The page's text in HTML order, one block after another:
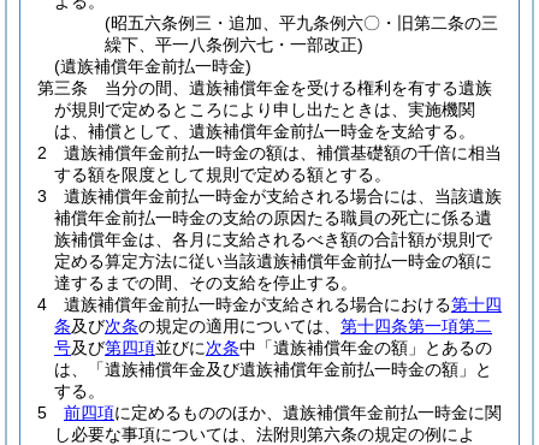
(昭五六条例三・追加、平九条例六〇・旧第二条の三
繰下、平一八条例六七・一部改正)
(遺族補償年金前払一時金)
第三条
当分の間、遺族補償年金を受ける権利を有する遺族
が規則で定めるところにより申し出たときは、実施機関
は、補償として、遺族補償年金前払一時金を支給する。
2
遺族補償年金前払一時金の額は、補償基礎額の千倍に相当
する額を限度として規則で定める額とする。
3
遺族補償年金前払一時金が支給される場合には、当該遺族
補償年金前払一時金の支給の原因たる職員の死亡に係る遺
族補償年金は、各月に支給されるべき額の合計額が規則で
定める算定方法に従い当該遺族補償年金前払一時金の額に
達するまでの間、その支給を停止する。
4
遺族補償年金前払一時金が支給される場合における第十四
条及び次条の規定の適用については、 第十四条第一項第二
号及び第四項並びに次条中「遺族補償年金の額」とあるの
は、「遺族補償年金及び遺族補償年金前払一時金の額」と
する。
5
前四項に定めるもののほか、遺族補償年金前払一時金に関
し必要な事項については、法附則第六条の規定の例によ